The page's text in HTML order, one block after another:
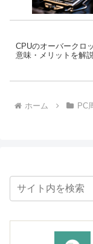
CPUのオーバークロ
意味・メリットを解
ホーム PC